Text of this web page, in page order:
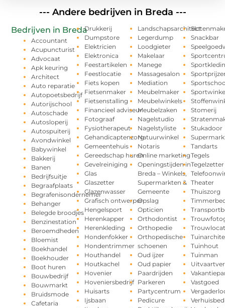
--- Andere bedrijven in Breda ---
Bedrijven in Breda
Accountant
Acupuncturist
Advocaat
Apk keuring
Architect
Auto reparatie
Autopoetsbedrijf
Autorijschool
Autoschade
Autosloperij
Autospuiterij
Avondwinkel
Babywinkel
Bakkerij
Banen
Bedrijfsuitje
Begraafplaats
Begrafenisondernemer
Behanger
Belegde broodjes
Benzinestation
Beroemdheden
Bloemist
Boekhandel
Boekhouder
Boot huren
Bouwbedrijf
Bouwmarkt
Bruidsmode
Cafetaria
Drukkerij
Dumpstore
Elektricien
Elektronica
Feestartikelen
Feestlocatie
Fiets kopen
Fietsenmaker
Fietsenstalling
Financieel adviseur
Fotograaf
Fysiotherapeut
Gehandicaptenzorg
Gemeentehuis
Gereedschap huren
Gevelreiniging
Glas
Glaszetter
Glazenwasser
Grafisch ontwerper
Hengelsport
Herenkapper
Herenkleding
Hondenfokker
Hondentrimmer
Houthandel
Houtkachel
Hovenier
Hoveniersbedrijf
Huisarts
Ijsbaan
Landschapsarchitect
Legerdump
Loodgieter
Makelaar
Manege
Massagesalon
Mediation
Meubelmaker
Meubelwinkels
Meubelzaken
Nagelstudio
Nagelstyliste
Natuurwinkel
Notaris
Online marketing
Openingstijden in
Breda – Winkels,
Supermarkten &
Gemeente
Opslag
Opticien
Orthodontist
Orthopedie
Orthopedische
schoenen
Oud ijzer
Oud papier
Paardrijden
Parkeren
Partycentrum
Pedicure
Snackbar
Stomerij
Stukadoor
Tandarts
Tegels
Tegelzetter
Theater
Thuiszorg
Tuinhout
Tuinman
Vastgoed